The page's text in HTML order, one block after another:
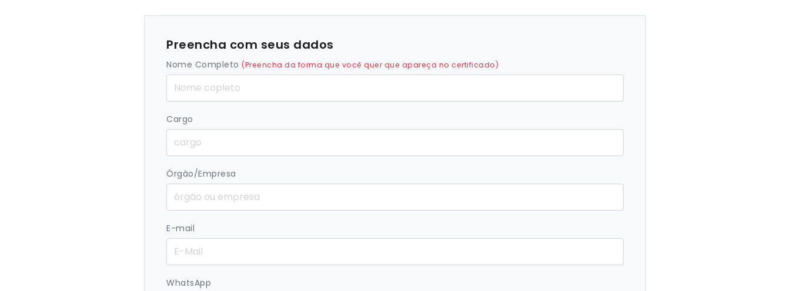
Preencha com seus dados
Nome Completo(Preencha da forma que você quer que apareça no certificado)
Cargo
Órgão/Empresa
E-mail
WhatsApp